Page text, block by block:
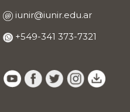
iunir@iunir.edu.ar
+549-341 373-7321